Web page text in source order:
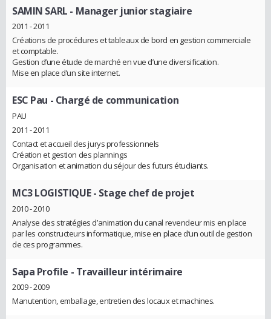
SAMIN SARL - Manager junior stagiaire
2011 - 2011
Créations de procédures et tableaux de bord en gestion commerciale
et comptable.
Gestion d’une étude de marché en vue d’une diversification.
Mise en place d’un site internet.
ESC Pau - Chargé de communication
PAU
2011 - 2011
Contact et accueil des jurys professionnels
Création et gestion des plannings
Organisation et animation du séjour des futurs étudiants.
MC3 LOGISTIQUE- Stage chef de projet
2010 - 2010
Analyse des stratégies d’animation du canal revendeur mis en place
par les constructeurs informatique, mise en place d’un outil de gestion
de ces programmes.
Sapa Profile - Travailleur intérimaire
2009 - 2009
Manutention, emballage, entretien des locaux et machines.